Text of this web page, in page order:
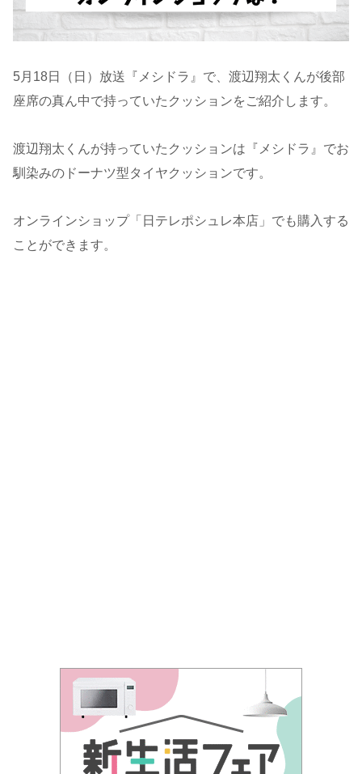
5月18日（日）放送『メシドラ』で、渡辺翔太くんが後部
座席の真ん中で持っていたクッションをご紹介します。
渡辺翔太くんが持っていたクッションは『メシドラ』でお
馴染みのドーナツ型タイヤクッションです。
オンラインショップ「日テレポシュレ本店」でも購入する
ことができます。